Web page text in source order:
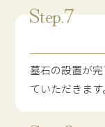
墓石の設置が
ていただきます